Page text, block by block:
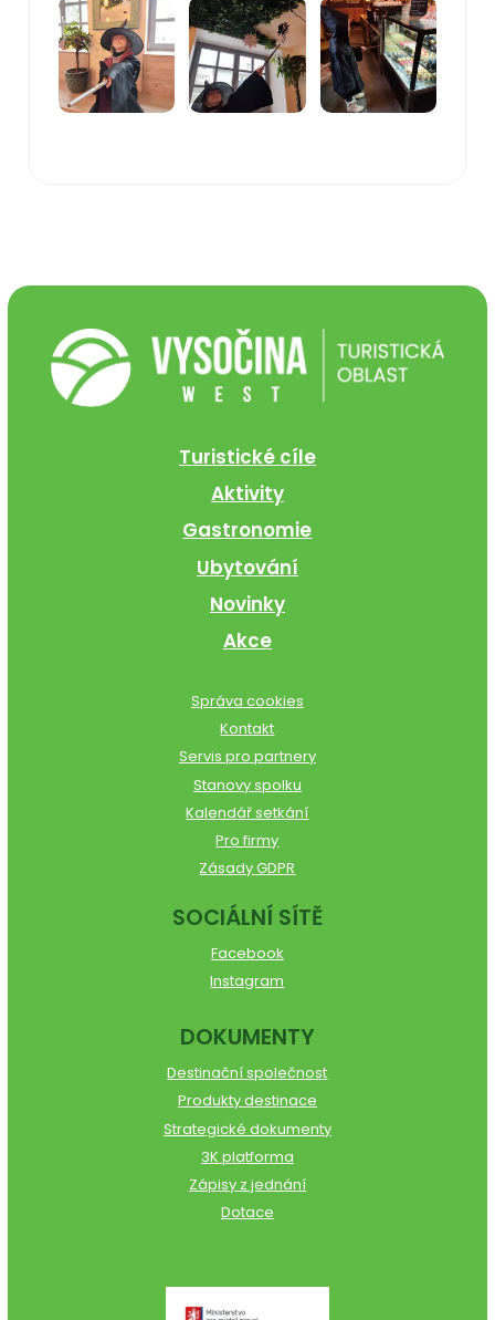
Turistické cíle
Aktivity
Gastronomie
Ubytování
Novinky
Akce
Správa cookies
Kontakt
Servis pro partnery
Stanovy spolku
Kalendář setkání
Pro firmy
Zásady GDPR
SOCIÁLNÍ SÍTĚ
Facebook
Instagram
DOKUMENTY
Destinační společnost
Produkty destinace
Strategické dokumenty
3K platforma
Zápisy z jednání
Dotace